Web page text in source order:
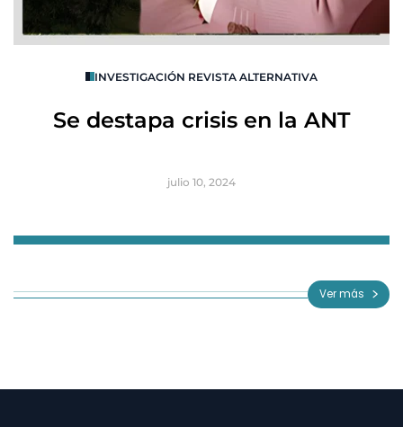
INVESTIGACIÓN REVISTA ALTERNATIVA
Se destapa crisis en la ANT
julio 10, 2024
3
Ver más